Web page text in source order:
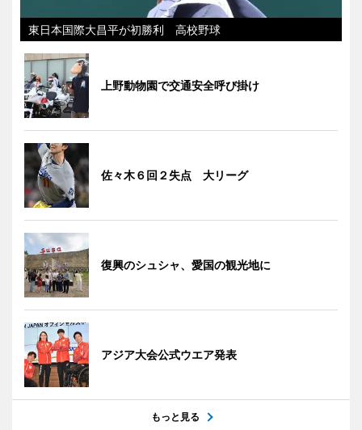
東日本国際大昌平が初勝利 高校野球
上野動物園で交通安全呼び掛け
佐々木６回２失点 大リーグ
復興のシュシャ、愛国の観光地に
アジア大会公式ウエア発表
もっと見る